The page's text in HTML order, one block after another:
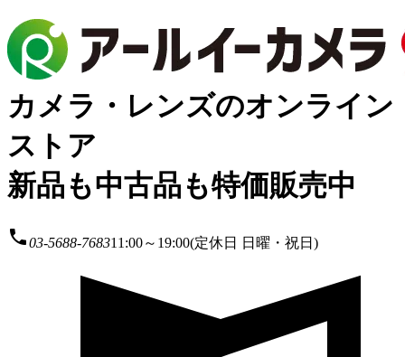
カメラ・レンズのオンライン
ストア
新品も中古品も特価販売中
local_phone03-5688-768311:00～19:00(定休日 日曜・祝日)